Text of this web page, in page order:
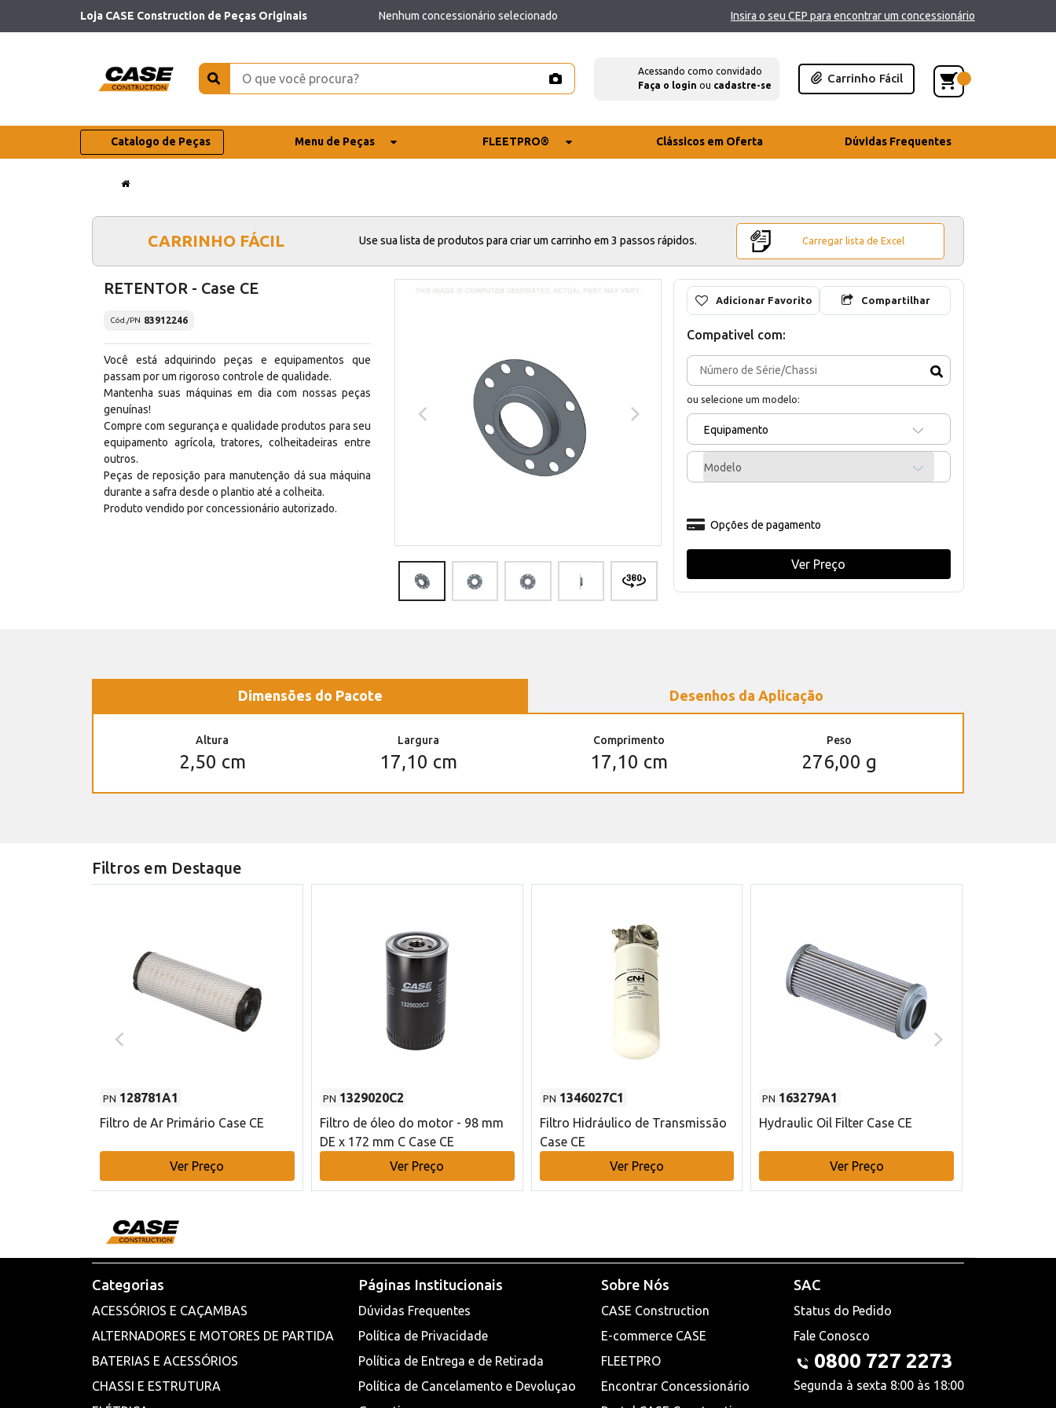
Loja CASE Construction de Peças Originais Nenhum concessionário selecionado Insira o seu CEP para encontrar um concessionário
Acessando como convidado
Faça o login ou cadastre-se
Carrinho Fácil
Catalogo de Peças Menu de Peças FLEETPRO® Clássicos em Oferta Dúvidas Frequentes
CARRINHO FÁCIL Use sua lista de produtos para criar um carrinho em 3 passos rápidos. Carregar lista de Excel
RETENTOR - Case CE
Cód./PN 83912246
Você está adquirindo peças e equipamentos que
passam por um rigoroso controle de qualidade.
Mantenha suas máquinas em dia com nossas peças
genuínas!
Compre com segurança e qualidade produtos para seu
equipamento agrícola, tratores, colheitadeiras entre
outros.
Peças de reposição para manutenção dá sua máquina
durante a safra desde o plantio até a colheita.
Produto vendido por concessionário autorizado.
Adicionar Favorito Compartilhar
Compativel com:
ou selecione um modelo:
Equipamento
Modelo
Opções de pagamento
Ver Preço
Dimensões do Pacote Desenhos da Aplicação
Altura
2,50 cm
Largura
17,10 cm
Comprimento
17,10 cm
Peso
276,00 g
Filtros em Destaque
PN 128781A1
Filtro de Ar Primário Case CE
Ver Preço
PN 1329020C2
Filtro de óleo do motor - 98 mm
DE x 172 mm C Case CE
Ver Preço
PN 1346027C1
Filtro Hidráulico de Transmissão
Case CE
Ver Preço
PN 163279A1
Hydraulic Oil Filter Case CE
Ver Preço
Categorias
ACESSÓRIOS E CAÇAMBAS
ALTERNADORES E MOTORES DE PARTIDA
BATERIAS E ACESSÓRIOS
CHASSI E ESTRUTURA
Páginas Institucionais
Dúvidas Frequentes
Política de Privacidade
Política de Entrega e de Retirada
Política de Cancelamento e Devoluçao
Sobre Nós
CASE Construction
E-commerce CASE
FLEETPRO
Encontrar Concessionário
SAC
Status do Pedido
Fale Conosco
0800 727 2273
Segunda à sexta 8:00 às 18:00